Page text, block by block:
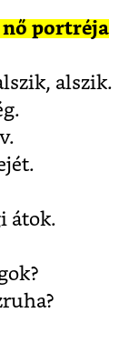
nő portréja
alszik.
átok.